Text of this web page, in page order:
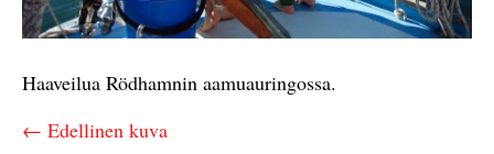
Haaveilua Rödhamnin aamuauringossa.
← Edellinen kuva